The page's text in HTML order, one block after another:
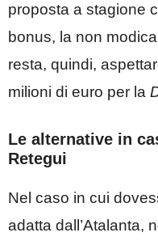
proposta a stagione
bonus, la non
resta, quindi,
milioni di euro per la
Le alternative in
Retegui
Nel caso in cui
adatta dall’Atalanta,